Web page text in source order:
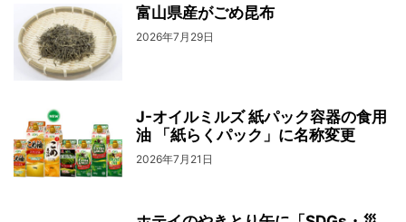
富山県産がごめ昆布
2026年7月29日
J-オイルミルズ 紙パック容器の食用
油 「紙らくパック」に名称変更
2026年7月21日